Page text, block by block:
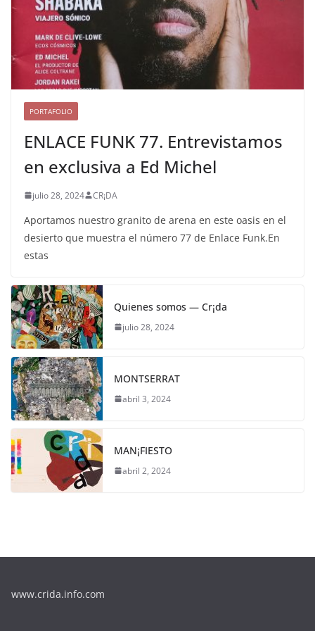
PORTAFOLIO
ENLACE FUNK 77. Entrevistamos
en exclusiva a Ed Michel
julio 28, 2024 CR¡DA
Aportamos nuestro granito de arena en este oasis en el
desierto que muestra el número 77 de Enlace Funk.En
estas
Quienes somos — Cr¡da
julio 28, 2024
MONTSERRAT
abril 3, 2024
MAN¡FIESTO
abril 2, 2024
www.crida.info.com